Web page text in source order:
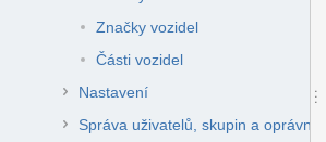
Značky vozidel
Části vozidel
Nastavení
Správa uživatelů, skupin a oprávnění